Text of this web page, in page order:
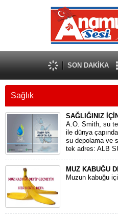
SON DAKİKA
Sağlık
SAĞLIĞINIZ
A.O. Smith, su
ile dünya
su depolama ve
tek adres: ALB
MUZ KABUĞU
Muzun kabuğu